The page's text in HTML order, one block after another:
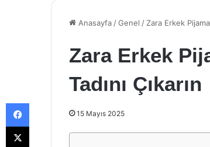
Anasayfa /Genel / Zara Erkek Pijama
Zara Erkek
Tadını Çıkarın
15 Mayıs 2025
Facebook
X